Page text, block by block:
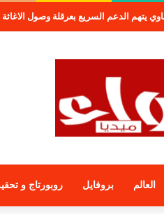
يتهم الدعم السريع بعرقلة وصول الاغاثة
العالم بروفايل روبورتاج و